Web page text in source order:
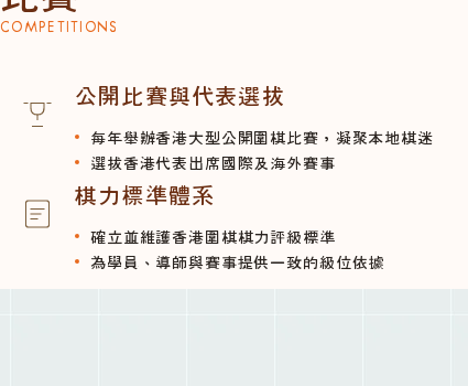
COMPETITIONS
公開比賽與代表選拔
每年舉辦香港大型公開圍棋比賽，凝聚本地棋迷
選拔香港代表出席國際及海外賽事
棋力標準體系
確立並維護香港圍棋棋力評級標準
為學員、導師與賽事提供一致的級位依據